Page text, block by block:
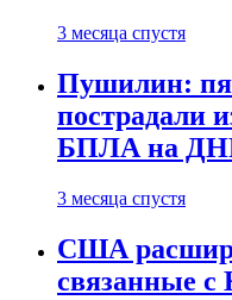
3 месяца спустя
Пушилин:
пострадали
БПЛА на
3 месяца спустя
США
связанные с